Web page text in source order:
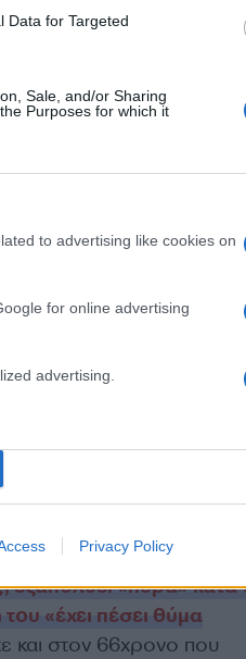
Data for Targeted
Sale, and/or Sharing
Purposes for which it
to advertising like cookies on
for online advertising
advertising.
Privacy Policy
«πυρά» κατά
«έχει πέσει θύμα
και στον 66χρονο που